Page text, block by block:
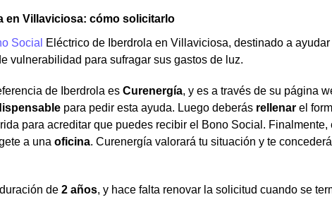
en Villaviciosa: cómo solicitarlo
Social
Eléctrico de Iberdrola en Villaviciosa, destinado a
vulnerabilidad para sufragar sus gastos de luz.
de Iberdrola es Curenergía, y es a través de su página
para pedir esta ayuda. Luego deberás rellenar el
para acreditar que puedes recibir el Bono Social. Finalmente,
a una oficina. Curenergía valorará tu situación y te
de 2 años, y hace falta renovar la solicitud cuando se